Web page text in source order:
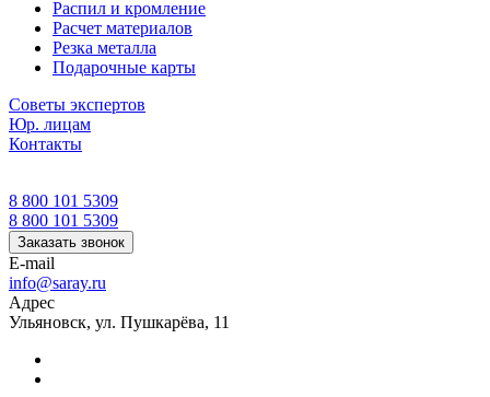
Распил и кромление
Расчет материалов
Резка металла
Подарочные карты
Советы экспертов
Юр. лицам
Контакты
8 800 101 5309
8 800 101 5309
Заказать звонок
E-mail
info@saray.ru
Адрес
Ульяновск, ул. Пушкарёва, 11